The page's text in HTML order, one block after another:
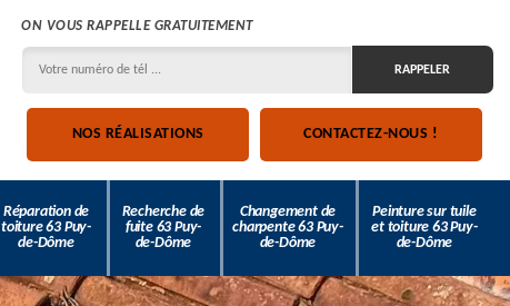
ON VOUS RAPPELLE GRATUITEMENT
NOS RÉALISATIONS CONTACTEZ-NOUS !
Réparation de
toiture 63 Puy-
de-Dôme
Recherche de
fuite 63 Puy-
de-Dôme
Changement de
charpente 63 Puy-
de-Dôme
Peinture sur tuile
et toiture 63 Puy-
de-Dôme